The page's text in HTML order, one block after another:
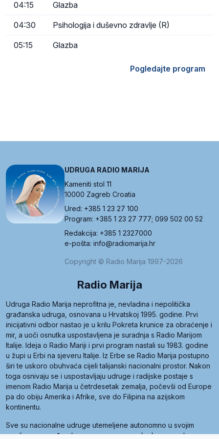
04:15 Glazba
04:30 Psihologija i duševno zdravlje (R)
05:15 Glazba
Pogledajte program
UDRUGA RADIO MARIJA
Kameniti stol 11
10000 Zagreb Croatia
Ured: +385 1 23 27 100
Program: +385 1 23 27 777; 099 502 00 52
Redakcija: +385 1 2327000
e-pošta: info@radiomarija.hr
Copyright © Radio Marija 1997-2026
Radio Marija
Udruga Radio Marija neprofitna je, nevladina i nepolitička
građanska udruga, osnovana u Hrvatskoj 1995. godine. Prvi
inicijativni odbor nastao je u krilu Pokreta krunice za obraćenje i
mir, a uoči osnutka uspostavljena je suradnja s Radio Marijom
Italije. Ideja o Radio Mariji i prvi program nastali su 1983. godine
u župi u Erbi na sjeveru Italije. Iz Erbe se Radio Marija postupno
širi te uskoro obuhvaća cijeli talijanski nacionalni prostor. Nakon
toga osnivaju se i uspostavljaju udruge i radijske postaje s
imenom Radio Marija u četrdesetak zemalja, počevši od Europe
pa do obiju Amerika i Afrike, sve do Filipina na azijskom
kontinentu.
Sve su nacionalne udruge utemeljene autonomno u svojim
zemljama, a međusobna su povezane preko krovne udruge